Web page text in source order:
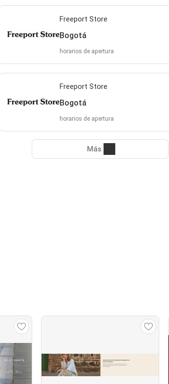
Freeport Store
Bogotá
horarios de apertura
Freeport Store
Bogotá
horarios de apertura
Más